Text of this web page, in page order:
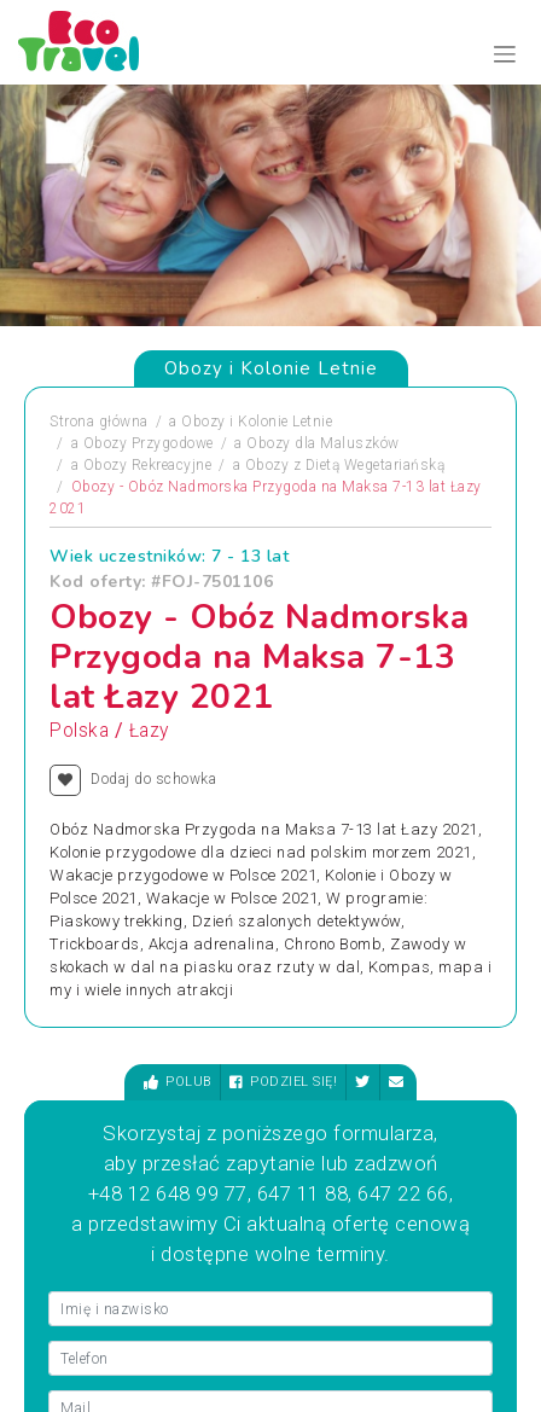
Obozy i Kolonie Letnie
Strona główna a Obozy i Kolonie Letnie
a Obozy Przygodowe a Obozy dla Maluszków
a Obozy Rekreacyjne a Obozy z Dietą Wegetariańską
Obozy - Obóz Nadmorska Przygoda na Maksa 7-13 lat Łazy
2021
Wiek uczestników: 7 - 13 lat
Kod oferty: #FOJ-7501106
Obozy - Obóz Nadmorska
Przygoda na Maksa 7-13
lat Łazy 2021
Polska / Łazy
Dodaj do schowka
Obóz Nadmorska Przygoda na Maksa 7-13 lat Łazy 2021,
Kolonie przygodowe dla dzieci nad polskim morzem 2021,
Wakacje przygodowe w Polsce 2021, Kolonie i Obozy w
Polsce 2021, Wakacje w Polsce 2021, W programie:
Piaskowy trekking, Dzień szalonych detektywów,
Trickboards, Akcja adrenalina, Chrono Bomb, Zawody w
skokach w dal na piasku oraz rzuty w dal, Kompas, mapa i
my i wiele innych atrakcji
POLUB PODZIEL SIĘ!
Skorzystaj z poniższego formularza,
aby przesłać zapytanie lub zadzwoń
+48 12 648 99 77, 647 11 88, 647 22 66,
a przedstawimy Ci aktualną ofertę cenową
i dostępne wolne terminy.